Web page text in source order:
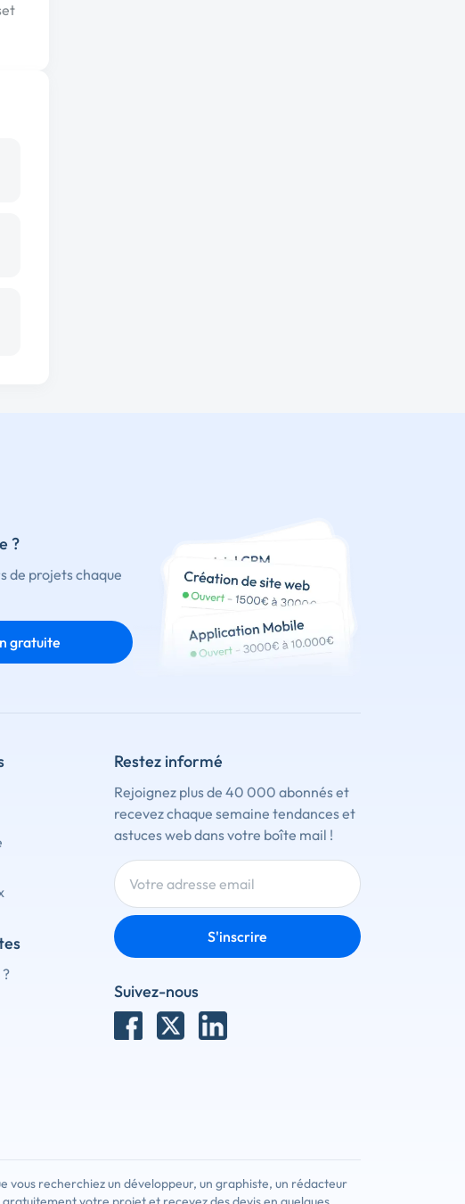
?
de projets chaque
gratuite
Restez informé
Rejoignez plus de 40 000 abonnés et
recevez chaque semaine tendances et
astuces web dans votre boîte mail !
S'inscrire
Suivez-nous
recherchiez un développeur, un graphiste, un rédacteur